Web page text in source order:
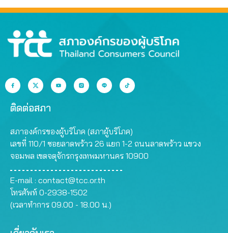
ติดต่อสภา
สภาองค์กรของผู้บริโภค (สภาผู้บริโภค)
เลขที่ 110/1 ซอยลาดพร้าว 26 แยก 1-2 ถนนลาดพร้าว แขวง
จอมพล เขตจตุจักรกรุงเทพมหานคร 10900
E-mail : contact@tcc.or.th
โทรศัพท์ 0-2938-1502
(เวลาทำการ 09.00 - 18.00 น.)